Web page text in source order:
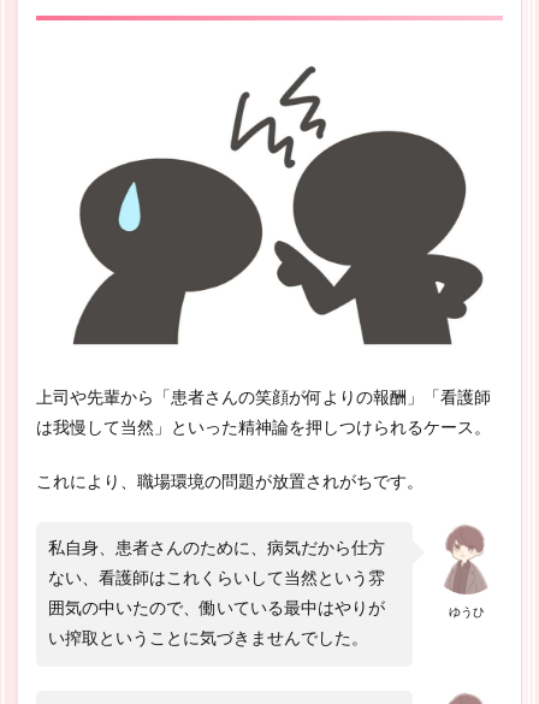
上司や先輩から「患者さんの笑顔が何よりの報酬」「看護師
は我慢して当然」といった精神論を押しつけられるケース。
これにより、職場環境の問題が放置されがちです。
ゆうひ
私自身、患者さんのために、病気だから仕方
ない、看護師はこれくらいして当然という雰
囲気の中いたので、働いている最中はやりが
い搾取ということに気づきませんでした。